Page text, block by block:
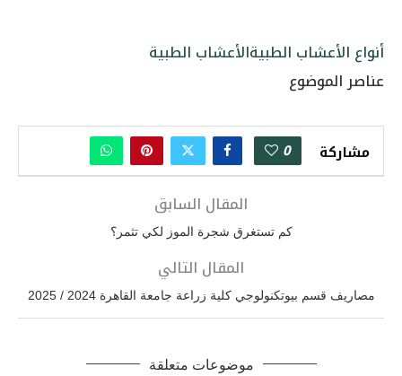
أنواع الأعشاب الطبيةالأعشاب الطبية
عناصر الموضوع
مشاركة 0
المقال السابق
كم تستغرق شجرة الموز لكي تثمر؟
المقال التالي
مصاريف قسم بيوتكنولوجي كلية زراعة جامعة القاهرة 2024 / 2025
موضوعات متعلقة